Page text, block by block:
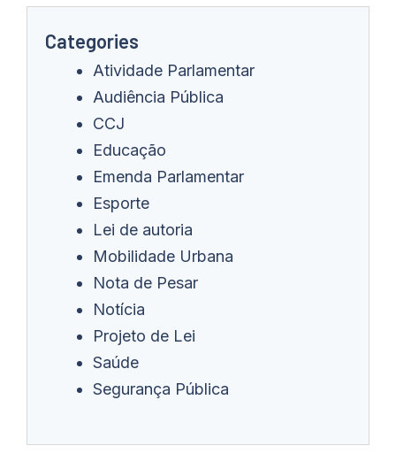
Categories
Atividade Parlamentar
Audiência Pública
CCJ
Educação
Emenda Parlamentar
Esporte
Lei de autoria
Mobilidade Urbana
Nota de Pesar
Notícia
Projeto de Lei
Saúde
Segurança Pública